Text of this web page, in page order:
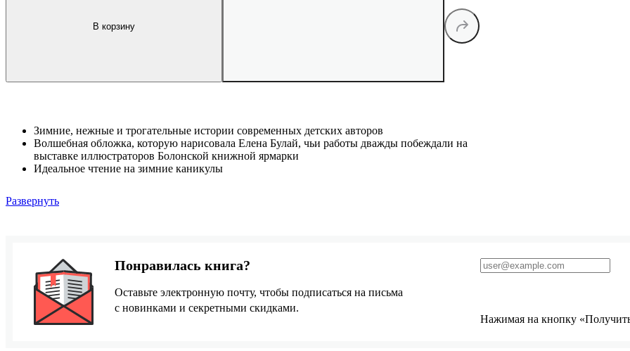
В корзину
Зимние, нежные и трогательные истории современных детских авторов
Волшебная обложка, которую нарисовала Елена Булай, чьи работы дважды побеждали на
выставке иллюстраторов Болонской книжной ярмарки
Идеальное чтение на зимние каникулы
Развернуть
Понравилась книга?
Оставьте электронную почту, чтобы подписаться на письма
с новинками и секретными скидками.
Нажимая на кнопку